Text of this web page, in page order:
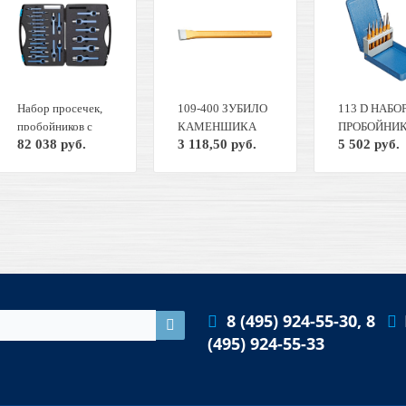
Набор просечек,
пробойников с
окном Размеры: 2-
чемодане series
230
82 038 руб.
109-400 ЗУБИЛО
КАМЕНЩИКА
рукоятка
3 118,50 руб.
113 D
штук
5 502 руб.
8 (495) 924-55-30, 8
(495) 924-55-33